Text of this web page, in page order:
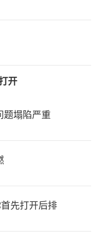
开
题塌陷严重
先打开后排